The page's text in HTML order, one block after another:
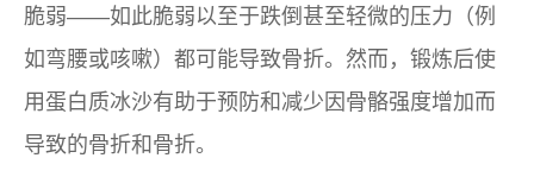
脆弱——如此脆弱以至于跌倒甚至轻微的压力（例
如弯腰或咳嗽）都可能导致骨折。然而，锻炼后使
用蛋白质冰沙有助于预防和减少因骨骼强度增加而
导致的骨折和骨折。